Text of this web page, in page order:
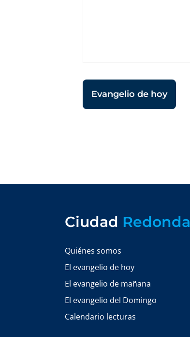
Evangelio de hoy
Ciudad Redonda
Quiénes somos
El evangelio de hoy
El evangelio de mañana
El evangelio del Domingo
Calendario lecturas